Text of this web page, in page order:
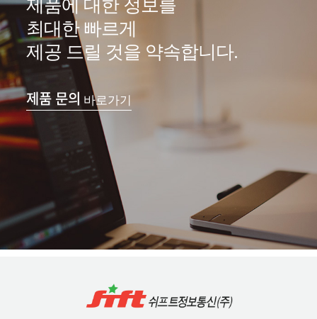
최대한 빠르게
제공 드릴 것을 약속합니다.
제품 문의 바로가기